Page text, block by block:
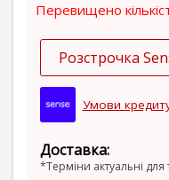
Перевищено
Розстрочка
Умови
Доставка:
*Терміни актуальні для